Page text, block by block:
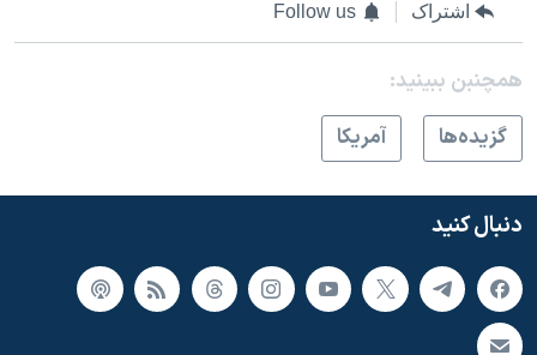
اشتراک Follow us
همچنبن ببینید:
گزيده‌ها
آمريکا
دنبال کنید